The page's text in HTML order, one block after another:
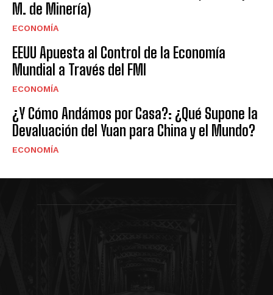
M. de Minería)
ECONOMÍA
EEUU Apuesta al Control de la Economía
Mundial a Través del FMI
ECONOMÍA
¿Y Cómo Andámos por Casa?: ¿Qué Supone la
Devaluación del Yuan para China y el Mundo?
ECONOMÍA